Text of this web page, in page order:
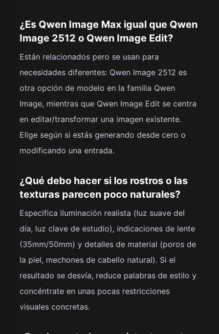
¿Es Qwen Image Max igual que Qwen
Image 2512 o Qwen Image Edit?
Están relacionados pero se usan para
necesidades diferentes: Qwen Image 2512 es
otra opción de modelo en la familia Qwen
Image, mientras que Qwen Image Edit se centra
en editar/transformar una imagen existente.
Elige según si estás generando desde cero o
modificando una entrada.
¿Qué debo hacer si los rostros o las
texturas parecen poco naturales?
Especifica iluminación realista (luz suave del
día, luz clave de estudio), indicaciones de lente
(35mm/50mm) y detalles de material (poros de
la piel, mechones de cabello natural). Si el
resultado se desvía, reduce palabras de estilo y
concéntrate en unas pocas restricciones
visuales concretas.